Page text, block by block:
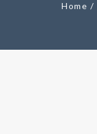
Home /